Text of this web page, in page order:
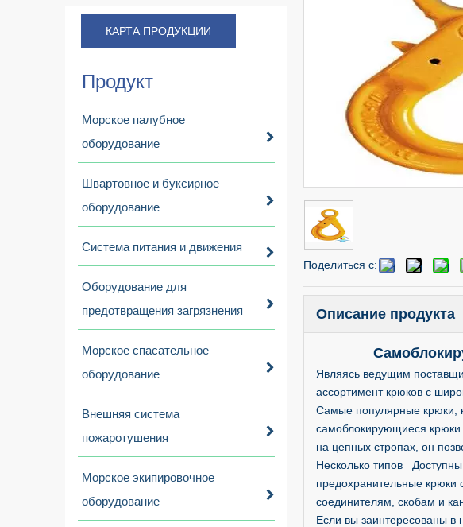
КАРТА ПРОДУКЦИИ
Продукт
Морское палубное
оборудование
Швартовное и буксирное
оборудование
Система питания и движения
Оборудование для
предотвращения загрязнения
Морское спасательное
оборудование
Внешняя система
пожаротушения
Морское экипировочное
оборудование
Поделиться с:
Описание продукта
Являясь ведущим
ассортимент крюков с
Самые популярные крюки,
самоблокирующиеся
на цепных стропах, он
Несколько типов
предохранительные крюки
соединителям, скобам и
Если вы заинтересованы в